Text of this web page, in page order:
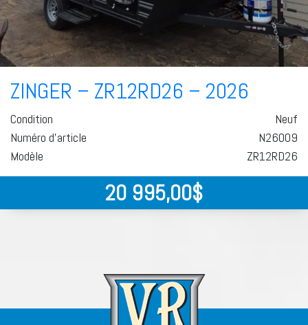
ZINGER – ZR12RD26 – 2026
Condition
Neuf
Numéro d'article
N26009
Modèle
ZR12RD26
20 995,00$